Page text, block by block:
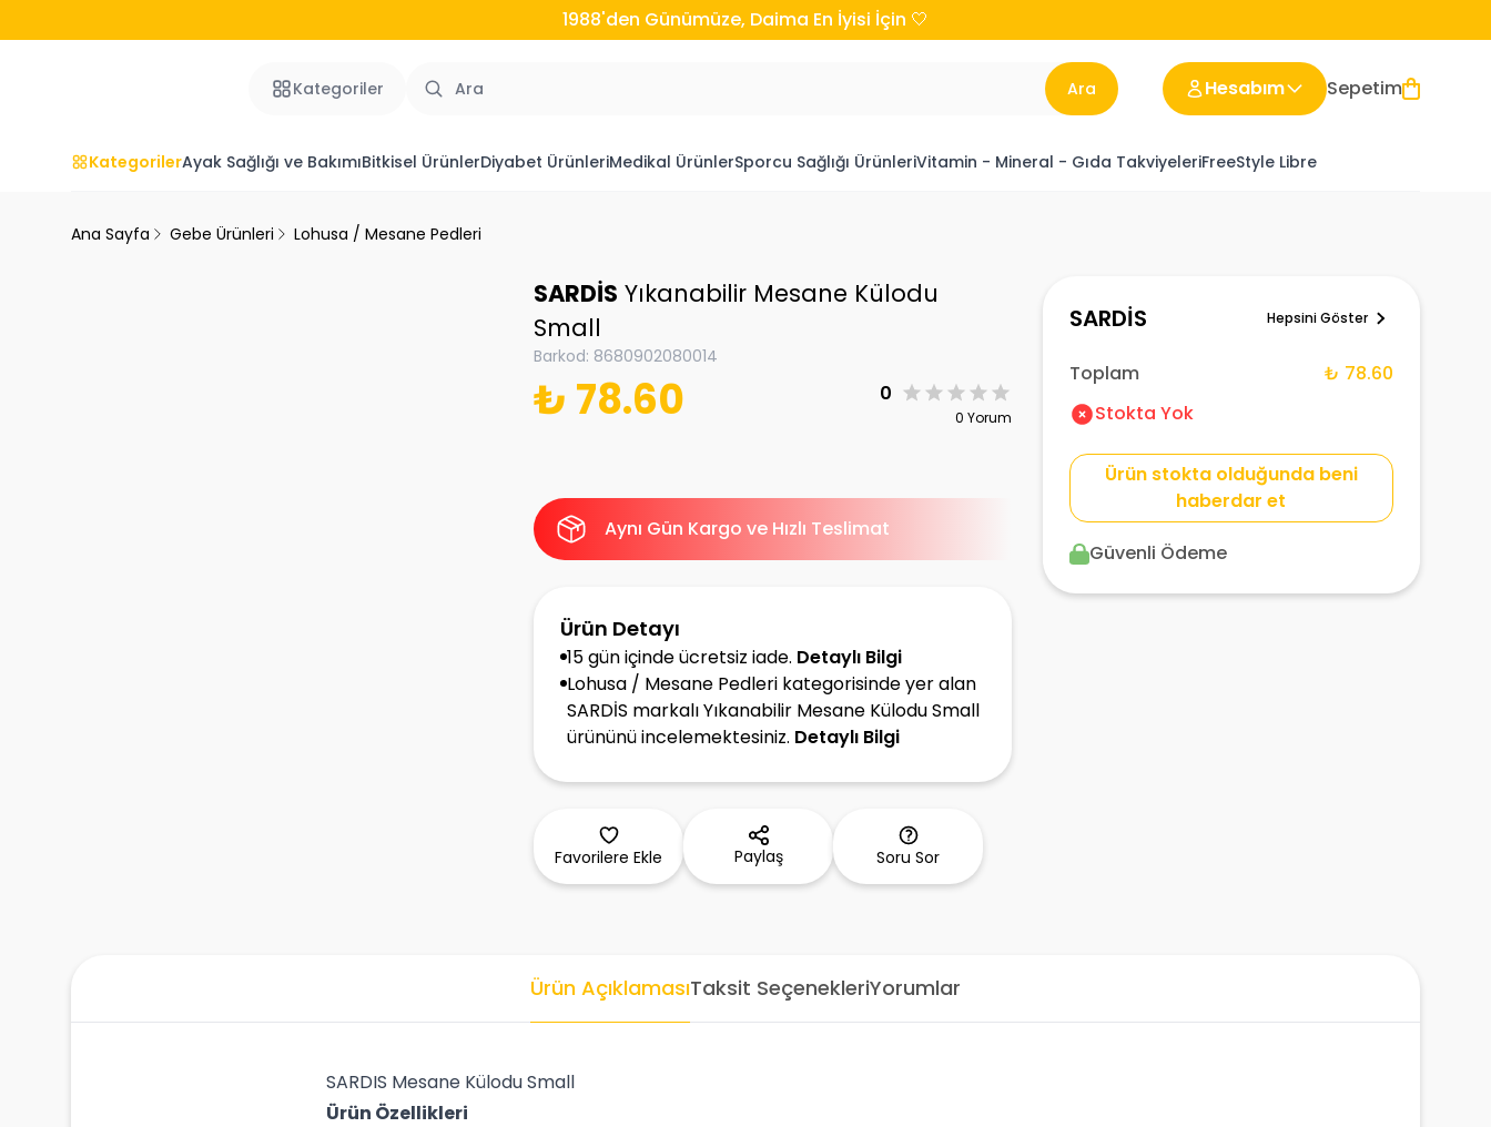
1988'den Günümüze, Daima En İyisi İçin 🤍
Kategoriler Ara Hesabım Sepetim
KategorilerAyak Sağlığı ve BakımıBitkisel ÜrünlerDiyabet ÜrünleriMedikal ÜrünlerSporcu Sağlığı ÜrünleriVitamin - Mineral - Gıda TakviyeleriFreeStyle Libre
Ana Sayfa Gebe Ürünleri Lohusa / Mesane Pedleri
SARDİS Yıkanabilir Mesane Külodu
Small
Barkod: 8680902080014
₺ 78.60 0
0 Yorum
Aynı Gün Kargo ve Hızlı Teslimat
Ürün Detayı
15 gün içinde ücretsiz iade. Detaylı Bilgi
Lohusa / Mesane Pedleri kategorisinde yer alan
SARDİS markalı Yıkanabilir Mesane Külodu Small
ürününü incelemektesiniz. Detaylı Bilgi
Favorilere Ekle Paylaş Soru Sor
SARDİS Hepsini Göster
Toplam
₺ 78.60
Stokta Yok
Ürün stokta olduğunda beni
haberdar et
Güvenli Ödeme
Ürün AçıklamasıTaksit SeçenekleriYorumlar
SARDIS Mesane Külodu Small
Ürün Özellikleri